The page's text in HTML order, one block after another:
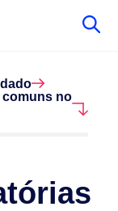
comuns no